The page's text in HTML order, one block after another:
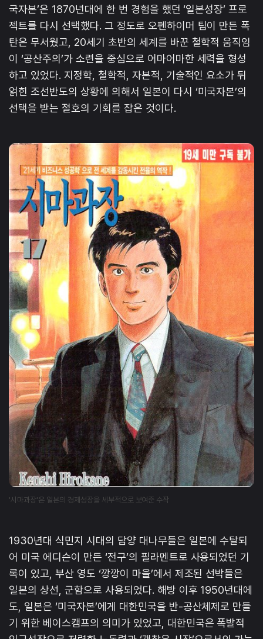
국자본’은 1870년대에 한 번 경험을 했던 ‘일본성장’ 프로
젝트를 다시 선택했다. 그 정도로 오펜하이머 팀이 만든 폭
탄은 무서웠고, 20세기 초반의 세계를 바꾼 철학적 움직임
이 ‘공산주의’가 소련을 중심으로 어마어마한 세력을 형성
하고 있었다. 지정학, 철학적, 자본적, 기술적인 요소가 뒤
얽힌 조선반도의 상황에 의해서 일본이 다시 ‘미국자본’의
선택을 받는 절호의 기회를 잡은 것이다.
'시마과장'은 일본의 경제성장을 세부적으로 보여준 수작
1930년대 식민지 시대의 담양 대나무들은 일본에 수탈되
어 미국 에디슨이 만든 ‘전구’의 필라멘트로 사용되었던 기
록이 있고, 부산 영도 ‘깡깡이 마을’에서 제조된 선박들은
일본의 상선, 군함으로 사용되었다. 해방 이후 1950년대에
도, 일본은 ‘미국자본’에게 대한민국을 반-공산체제로 만들
기 위한 베이스캠프의 의미가 있었고, 대한민국은 폭발적